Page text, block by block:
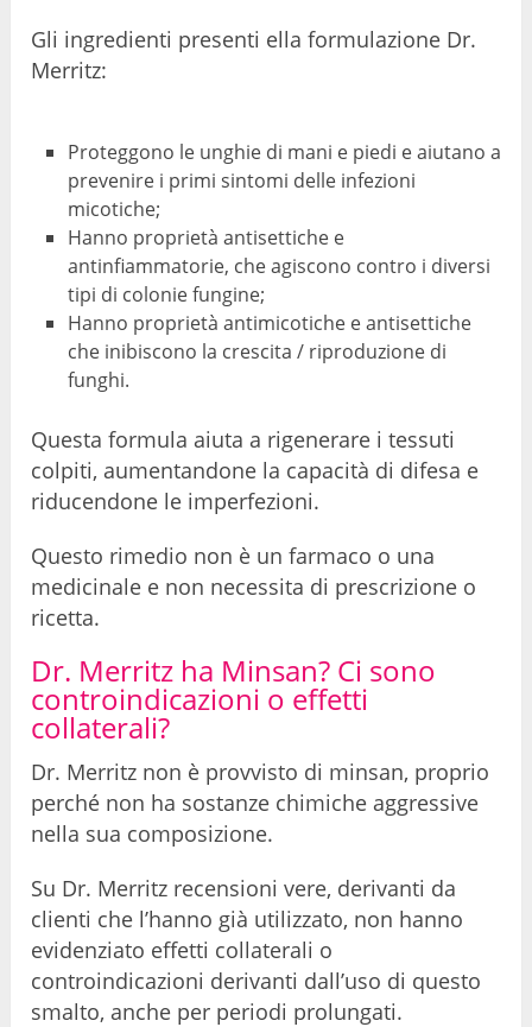
Gli ingredienti presenti ella formulazione Dr.
Merritz:
Proteggono le unghie di mani e piedi e aiutano a
prevenire i primi sintomi delle infezioni
micotiche;
Hanno proprietà antisettiche e
antinfiammatorie, che agiscono contro i diversi
tipi di colonie fungine;
Hanno proprietà antimicotiche e antisettiche
che inibiscono la crescita / riproduzione di
funghi.
Questa formula aiuta a rigenerare i tessuti
colpiti, aumentandone la capacità di difesa e
riducendone le imperfezioni.
Questo rimedio non è un farmaco o una
medicinale e non necessita di prescrizione o
ricetta.
Dr. Merritz ha Minsan? Ci sono
controindicazioni o effetti
collaterali?
Dr. Merritz non è provvisto di minsan, proprio
perché non ha sostanze chimiche aggressive
nella sua composizione.
Su Dr. Merritz recensioni vere, derivanti da
clienti che l’hanno già utilizzato, non hanno
evidenziato effetti collaterali o
controindicazioni derivanti dall’uso di questo
smalto, anche per periodi prolungati.